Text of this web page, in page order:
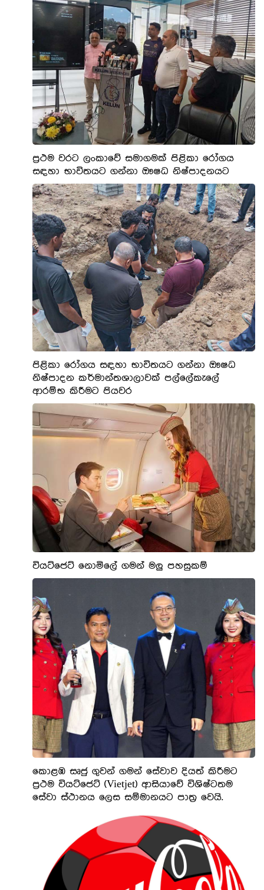
ප්‍රථම වරට ලංකාවේ සමාගමක් පිළිකා රෝගය
සඳහා භාවිතයට ගන්නා ඖෂධ නිෂ්පාදනයට
පිළිකා රෝගය සඳහා භාවිතයට ගන්නා ඖෂධ
නිෂ්පාදන කර්මාන්තශාලාවක් පල්ලේකැලේ
ආරම්භ කිරීමට පියවර
වියට්ජෙට් නොමිලේ ගමන් මලු පහසුකම්
කොළඹ සෘජු ගුවන් ගමන් සේවාව දියත් කිරීමට
ප්‍රථම වියට්ජෙට් (Vietjet) ආසියාවේ විශිෂ්ටතම
සේවා ස්ථානය ලෙස සම්මානයට පාත්‍ර වෙයි.